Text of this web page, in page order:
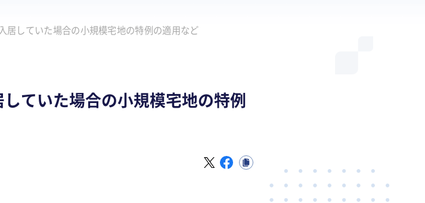
採用情報
経営・財務・企業再生 登記・行政手続
不動産コンサルティング
組織・人材開発 業務改善・ IT活用
事業承継ブログ M&Aブログ
社長のブログ ～100年続く企業を
社員でつくる 明るく楽しく元気に
居していた場合の小規模宅地の特例の適用など
ていた場合の小規模宅地の特例